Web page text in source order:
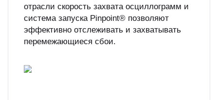
отрасли скорость захвата осциллограмм и
система запуска Pinpoint® позволяют
эффективно отслеживать и захватывать
перемежающиеся сбои.